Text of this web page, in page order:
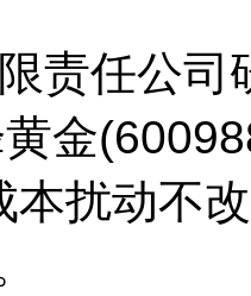
责任公司
金
本扰动不